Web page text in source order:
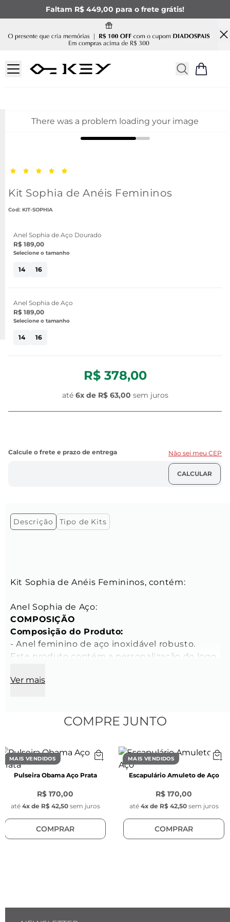
Faltam R$ 449,00 para o frete grátis!
There was a problem loading your image
Kit Sophia de Anéis Femininos
: KIT-SOPHIA
Anel Sophia de Aço Dourado
R$ 189,00
Selecione o tamanho
14 16
Anel Sophia de Aço
R$ 189,00
Selecione o tamanho
14 16
R$ 378,00
até 6x de R$ 63,00 sem juros
Não sei meu CEP
Descrição Tipo de Kits
Kit Sophia de Anéis Femininos, contém:
COMPOSIÇÃO
Composição do Produto:
- Anel feminino de aço inoxidável robusto.
Este produto contém a personalização do logo
anel.
- Diâmetro interno: 17 mm
- Largura 9 mm
- Espessura do anel: 4 mm
- Cor: Prata
- Modelo: Redondo com a parte anterior mais
grossa
Anel Sophia de Aço Dourado:
Ver mais
COMPRE JUNTO
MAIS VENDIDOS
Pulseira Obama Aço Prata
R$ 170,00
até 4x de R$ 42,50 sem juros
COMPRAR
MAIS VENDIDOS
Escapulário Amuleto de Aço
R$ 170,00
até 4x de R$ 42,50 sem juros
COMPRAR